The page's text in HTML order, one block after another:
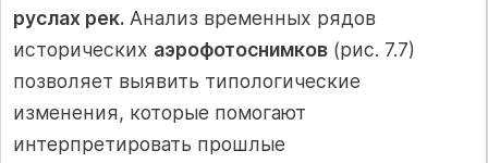
руслах рек. Анализ временных рядов
исторических аэрофотоснимков (рис. 7.7)
позволяет выявить типологические
изменения, которые помогают
интерпретировать прошлые